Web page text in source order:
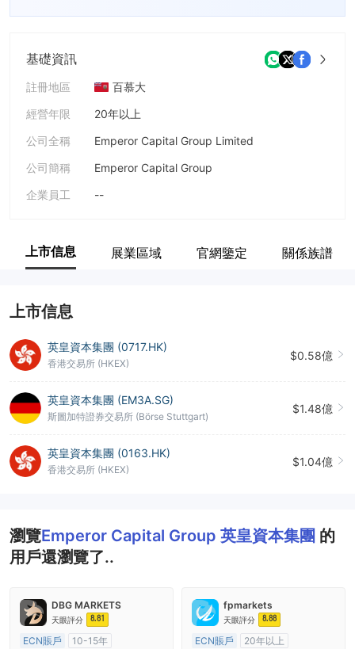
基礎資訊
註冊地區
百慕大
經營年限
20年以上
公司全稱
Emperor Capital Group Limited
公司簡稱
Emperor Capital Group
企業員工
--
上市信息 展業區域 官網鑒定 關係族譜
上市信息
英皇資本集團 (0717.HK)
香港交易所 (HKEX)
$0.58億
英皇資本集團 (EM3A.SG)
斯圖加特證券交易所 (Börse Stuttgart)
$1.48億
英皇資本集團 (0163.HK)
香港交易所 (HKEX)
$1.04億
瀏覽Emperor Capital Group 英皇資本集團 的
用戶還瀏覽了..
DBG MARKETS
天眼評分 8.81
ECN賬戶
10-15年
fpmarkets
天眼評分 8.88
ECN賬戶
20年以上